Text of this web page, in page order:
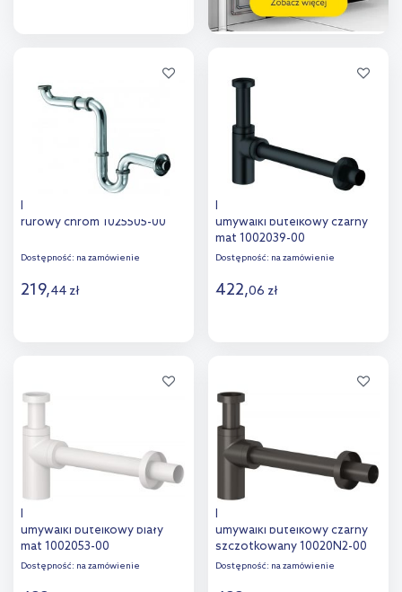
porównania
Kludi syfon umywalkowy
rurowy chrom 1025505-00
Dostępność: na zamówienie
219,44 zł
Kludi Design syfon do
umywalki butelkowy czarny
mat 1002039-00
Dostępność: na zamówienie
422,06 zł
Kludi Design syfon do
umywalki butelkowy biały
mat 1002053-00
Dostępność: na zamówienie
Kludi Design syfon do
umywalki butelkowy czarny
szczotkowany 10020N2-00
Dostępność: na zamówienie